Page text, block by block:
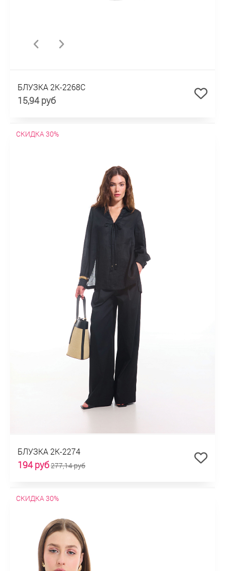
БЛУЗКА 2К-2268С
15,94 руб
СКИДКА 30%
БЛУЗКА 2К-2274
194 руб277,14 руб
СКИДКА 30%